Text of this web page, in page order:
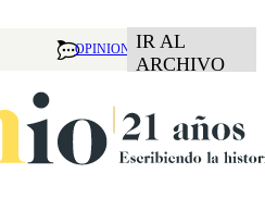
OPINION IR AL
ARCHIVO